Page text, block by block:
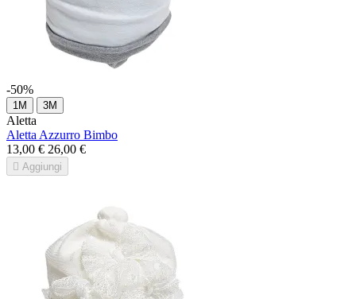
-50%
1M 3M
Aletta
Aletta Azzurro Bimbo
13,00 € 26,00 €
 Aggiungi